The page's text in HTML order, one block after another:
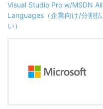
Visual Studio Pro w/MSDN All
Languages（企業向け/分割払
い）